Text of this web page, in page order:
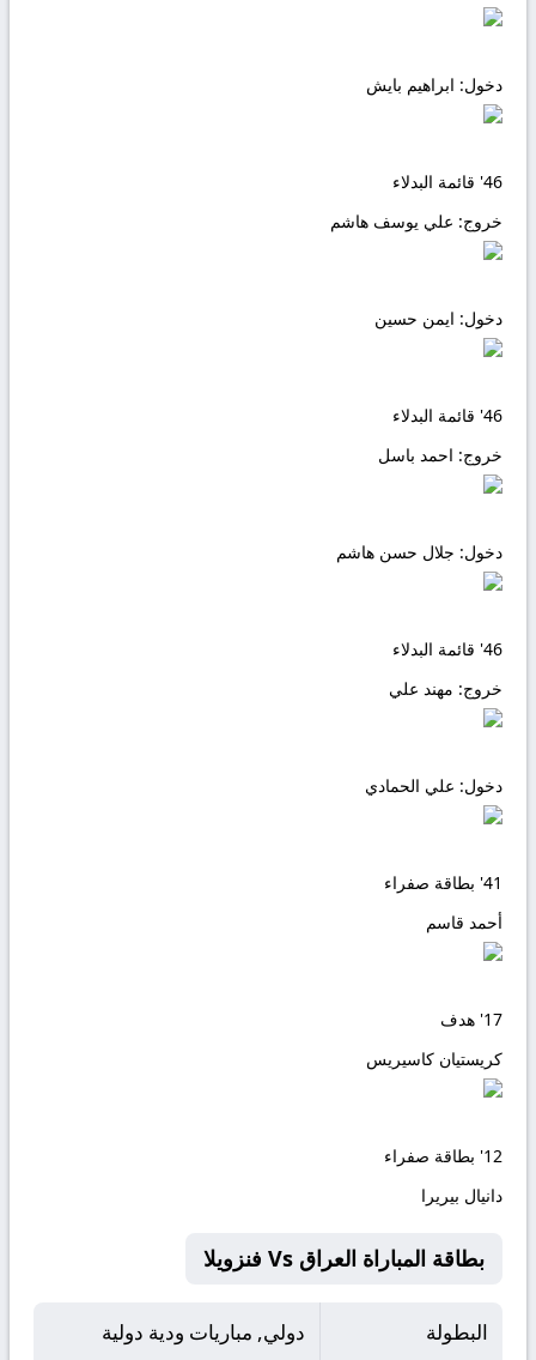
دخول: ابراهيم بايش
46' قائمة البدلاء
خروج: علي يوسف هاشم
دخول: ايمن حسين
46' قائمة البدلاء
خروج: احمد باسل
دخول: جلال حسن هاشم
46' قائمة البدلاء
خروج: مهند علي
دخول: علي الحمادي
41' بطاقة صفراء
أحمد قاسم
17' هدف
كريستيان كاسيريس
12' بطاقة صفراء
دانيال بيريرا
بطاقة المباراة العراق Vs فنزويلا
البطولة دولي, مباريات ودية دولية